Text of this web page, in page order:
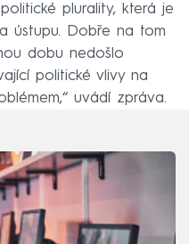
plurality, která je
ústupu. Dobře na tom
dobu nedošlo
politické vlivy na
uvádí zpráva.